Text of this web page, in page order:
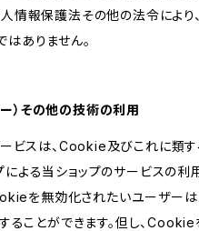
人情報保護法その他の法令によ
はありません。
）その他の技術の利用
ービスは、Cookie及びこれに類
による当ショップのサービスの
を無効化されたいユーザーは
ことができます。但し、Cookie